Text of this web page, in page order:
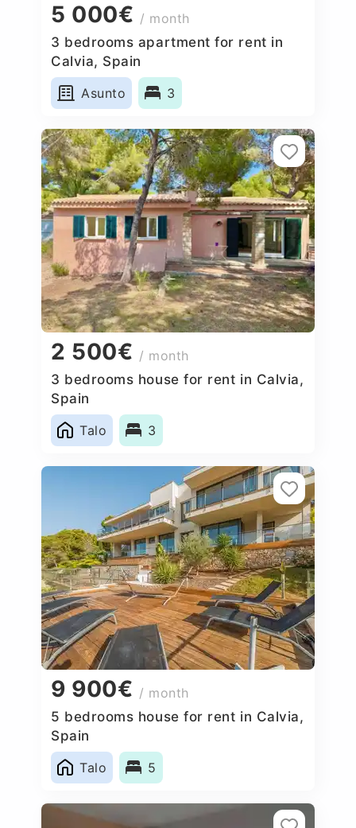
5 000€ / month
3 bedrooms apartment for rent in
Calvia, Spain
Asunto
3
2 500€ / month
3 bedrooms house for rent in Calvia,
Spain
Talo
3
9 900€ / month
5 bedrooms house for rent in Calvia,
Spain
Talo
5